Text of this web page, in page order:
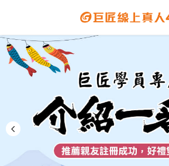
課程介紹
師資陣容
學員故事